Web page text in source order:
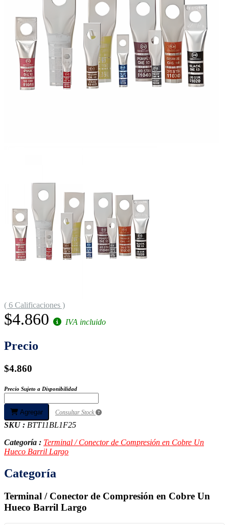
( 6 Calificaciones )
$4.860 IVA incluido
Precio
$4.860
Precio Sujeto a Disponibilidad
Agregar Consultar Stock
SKU : BTT11BL1F25
Categoría : Terminal / Conector de Compresión en Cobre Un
Hueco Barril Largo
Categoría
Terminal / Conector de Compresión en Cobre Un
Hueco Barril Largo